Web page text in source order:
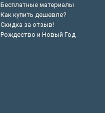
Бесплатные материалы
Как купить дешевле?
Скидка за отзыв!
Рождество и Новый Год